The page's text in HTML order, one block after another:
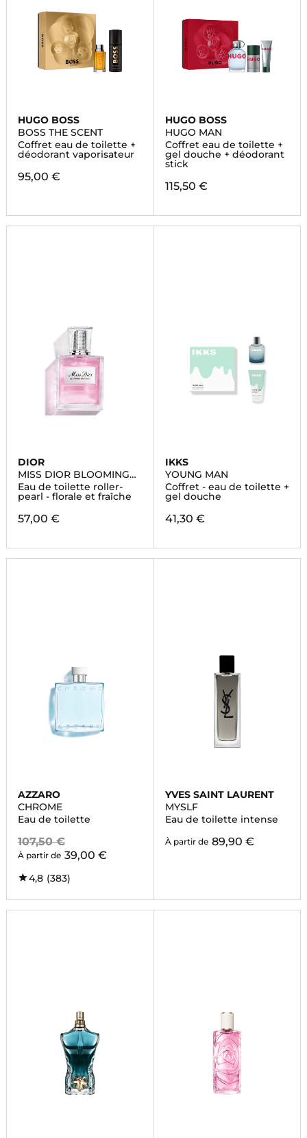
HUGO BOSS
BOSS THE SCENT
Coffret eau de toilette +
déodorant vaporisateur
95,00 €
HUGO BOSS
HUGO MAN
Coffret eau de toilette +
gel douche + déodorant
stick
115,50 €
DIOR
MISS DIOR BLOOMING
BOUQUET
Eau de toilette roller-
pearl - florale et fraîche
57,00 €
IKKS
YOUNG MAN
Coffret - eau de toilette +
gel douche
41,30 €
AZZARO
CHROME
Eau de toilette
107,50 €
À partir de 39,00 €
4,8 (383)
YVES SAINT LAURENT
MYSLF
Eau de toilette intense
À partir de 89,90 €